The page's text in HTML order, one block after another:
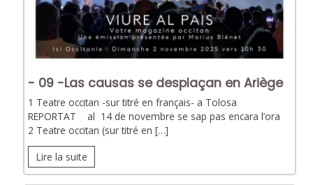
- 09 -Las causas se desplaçan en Ariège
1 Teatre occitan -sur titré en français- a Tolosa
REPORTAT al 14 de novembre se sap pas encara l’ora
2 Teatre occitan (sur titré en […]
Lire la suite